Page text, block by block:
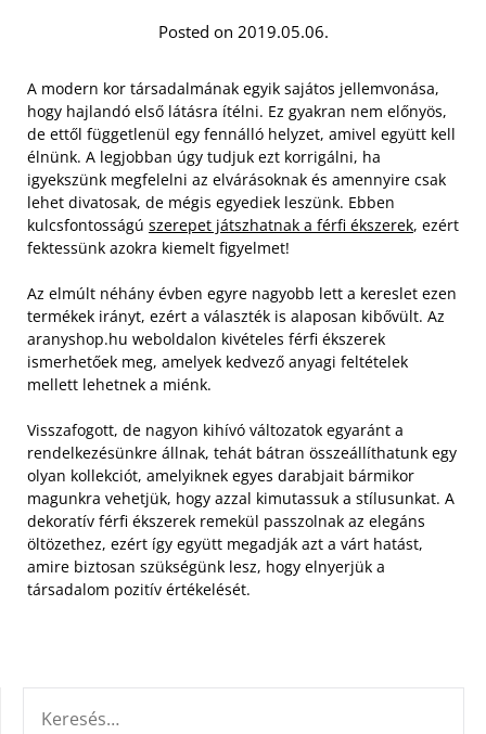
Posted on 2019.05.06.
A modern kor társadalmának egyik sajátos jellemvonása,
hogy hajlandó első látásra ítélni. Ez gyakran nem előnyös,
de ettől függetlenül egy fennálló helyzet, amivel együtt kell
élnünk. A legjobban úgy tudjuk ezt korrigálni, ha
igyekszünk megfelelni az elvárásoknak és amennyire csak
lehet divatosak, de mégis egyediek leszünk. Ebben
kulcsfontosságú szerepet játszhatnak a férfi ékszerek, ezért
fektessünk azokra kiemelt figyelmet!
Az elmúlt néhány évben egyre nagyobb lett a kereslet ezen
termékek irányt, ezért a választék is alaposan kibővült. Az
aranyshop.hu weboldalon kivételes férfi ékszerek
ismerhetőek meg, amelyek kedvező anyagi feltételek
mellett lehetnek a miénk.
Visszafogott, de nagyon kihívó változatok egyaránt a
rendelkezésünkre állnak, tehát bátran összeállíthatunk egy
olyan kollekciót, amelyiknek egyes darabjait bármikor
magunkra vehetjük, hogy azzal kimutassuk a stílusunkat. A
dekoratív férfi ékszerek remekül passzolnak az elegáns
öltözethez, ezért így együtt megadják azt a várt hatást,
amire biztosan szükségünk lesz, hogy elnyerjük a
társadalom pozitív értékelését.